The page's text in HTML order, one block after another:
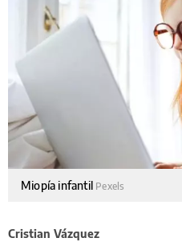
Miopía infantil Pexels
Cristian Vázquez